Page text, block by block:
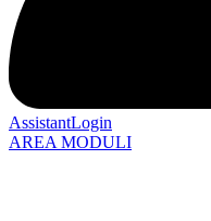
AssistantLogin
AREA MODULI